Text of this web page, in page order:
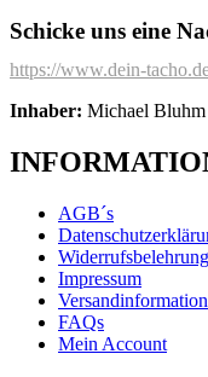
Schicke uns eine
https://www.dein-
Inhaber: Michael Bluhm
AGB´s
Widerrufsbelehrung
Impressum
FAQs
Mein Account